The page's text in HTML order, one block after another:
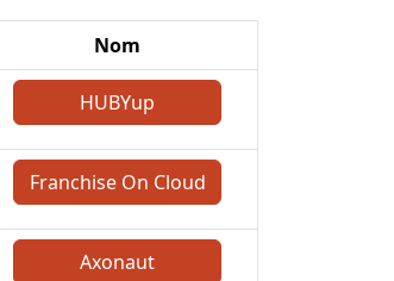
Nom
HUBYup
Franchise On Cloud
Axonaut